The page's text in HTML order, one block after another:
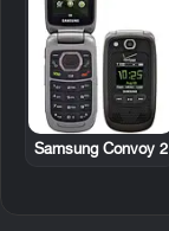
Samsung Convoy 2